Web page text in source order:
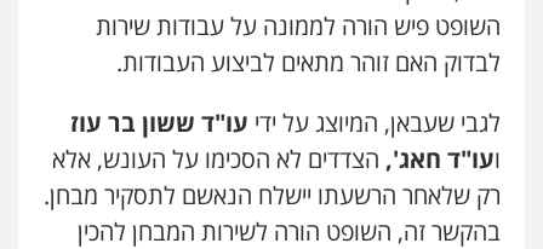
השופט פיש הורה לממונה על עבודות שירות
לבדוק האם זוהר מתאים לביצוע העבודות.
לגבי שעבאן, המיוצג על ידי עו"ד ששון בר עוז
ועו"ד חאג', הצדדים לא הסכימו על העונש, אלא
רק שלאחר הרשעתו יישלח הנאשם לתסקיר מבחן.
בהקשר זה, השופט הורה לשירות המבחן להכין
מרכז התחלה חדשה
עבירות מין
לעורכי דין
מאיה בלום, עו"ס, טיפול ושיקום
טיפול בהתמכרויות שירותים מקצועיים
לעורכי דין
0504062539